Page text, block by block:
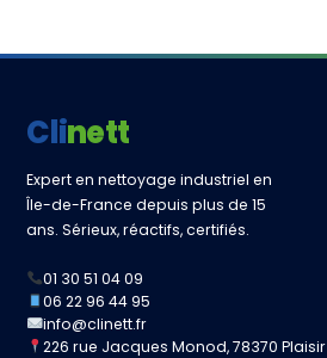
Clinett
Expert en nettoyage industriel en
Île-de-France depuis plus de 15
ans. Sérieux, réactifs, certifiés.
01 30 51 04 09
06 22 96 44 95
info@clinett.fr
226 rue Jacques Monod, 78370 Plaisir